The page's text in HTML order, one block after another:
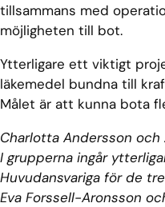
tillsammans med
möjligheten till bot.
Ytterligare ett viktigt
läkemedel bundna till
Målet är att kunna bota
Charlotta Andersson och
I grupperna ingår
Huvudansvariga för de
Eva Forssell-Aronsson